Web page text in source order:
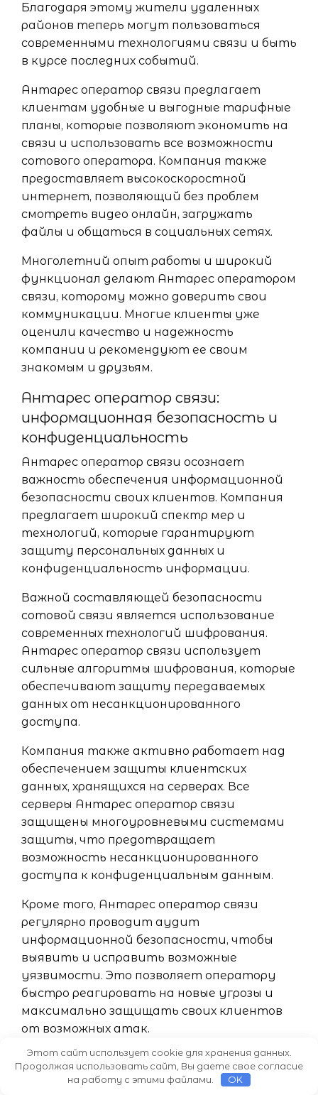
Благодаря этому жители удаленных
районов теперь могут пользоваться
современными технологиями связи и быть
в курсе последних событий.
Антарес оператор связи предлагает
клиентам удобные и выгодные тарифные
планы, которые позволяют экономить на
связи и использовать все возможности
сотового оператора. Компания также
предоставляет высокоскоростной
интернет, позволяющий без проблем
смотреть видео онлайн, загружать
файлы и общаться в социальных сетях.
Многолетний опыт работы и широкий
функционал делают Антарес оператором
связи, которому можно доверить свои
коммуникации. Многие клиенты уже
оценили качество и надежность
компании и рекомендуют ее своим
знакомым и друзьям.
Антарес оператор связи:
информационная безопасность и
конфиденциальность
Антарес оператор связи осознает
важность обеспечения информационной
безопасности своих клиентов. Компания
предлагает широкий спектр мер и
технологий, которые гарантируют
защиту персональных данных и
конфиденциальность информации.
Важной составляющей безопасности
сотовой связи является использование
современных технологий шифрования.
Антарес оператор связи использует
сильные алгоритмы шифрования, которые
обеспечивают защиту передаваемых
данных от несанкционированного
доступа.
Компания также активно работает над
обеспечением защиты клиентских
данных, хранящихся на серверах. Все
серверы Антарес оператор связи
защищены многоуровневыми системами
защиты, что предотвращает
возможность несанкционированного
доступа к конфиденциальным данным.
Кроме того, Антарес оператор связи
регулярно проводит аудит
информационной безопасности, чтобы
выявить и исправить возможные
уязвимости. Это позволяет оператору
быстро реагировать на новые угрозы и
максимально защищать своих клиентов
от возможных атак.
Оператор связи Антарес также
предоставляет своим клиентам
Этот сайт использует cookie для хранения данных.
Продолжая использовать сайт, Вы даете свое согласие
на работу с этими файлами.
OK